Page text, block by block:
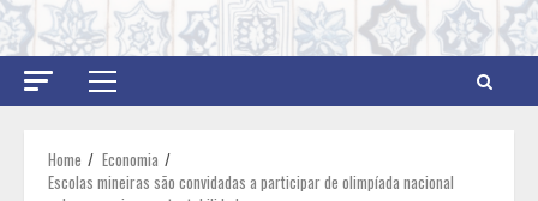
Primary
Home
Economia
Escolas mineiras são convidadas a participar de olimpíada nacional